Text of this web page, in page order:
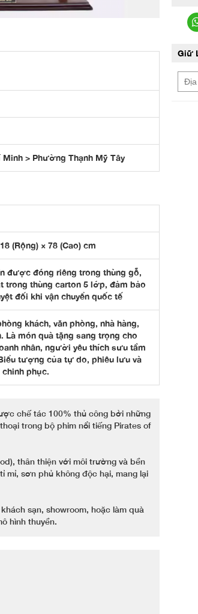
Minh > Phường Thạnh Mỹ Tây
(Rộng) × 78 (Cao) cm
được đóng riêng trong thùng gỗ,
trong thùng carton 5 lớp, đảm bảo
đối khi vận chuyển quốc tế
khách, văn phòng, nhà hàng,
Là món quà tặng sang trọng cho
nhân, người yêu thích sưu tầm
tượng của tự do, phiêu lưu và
chinh phục.
chế tác 100% thủ công bởi những
trong bộ phim nổi tiếng Pirates of
thân thiện với môi trường và bền
sơn phủ không độc hại, mang lại
sạn, showroom, hoặc làm quà
hình thuyền.
Giữ